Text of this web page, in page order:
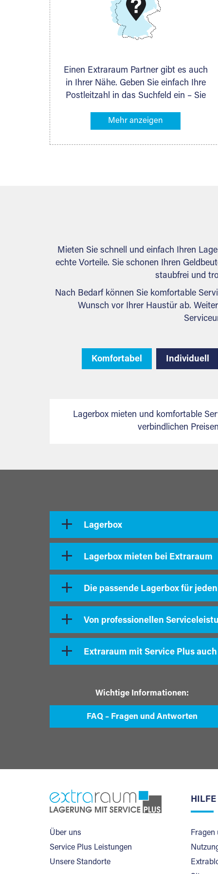
DMG Aktiengesellschaft
Schieferstein 11A
Einen Extraraum Partner gibt es auch
in Ihrer Nähe. Geben Sie einfach Ihre
Postleitzahl in das Suchfeld ein – Sie
Partners mit Lagermöglichkeiten in
können Sie anschließend Ihren
Mieten Sie schnell und einfach Ihren
echte Vorteile. Sie schonen Ihren
staubfrei und
Nach Bedarf können Sie komfortable
Wunsch vor Ihrer Haustür ab.
Komfortabel Individuell
Lagerbox mieten und komfortable
verbindlichen
Lagerbox
Lagerbox mieten bei Extraraum
Die passende Lagerbox für
Von professionellen
Extraraum mit Service Plus
Wichtige Informationen:
FAQ – Fragen und Antworten
Über uns
Service Plus Leistungen
Unsere Standorte
HILFE